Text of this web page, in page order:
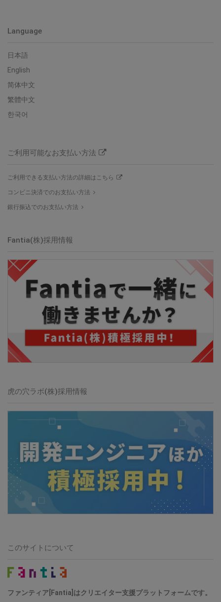
Language
日本語
English
简体中文
繁體中文
한국어
ご利用可能なお支払い方法
ご利用できる支払い方法の詳細はこちら
コンビニ決済でのお支払い方法
銀行振込でのお支払い方法
Fantia(株)採用情報
虎の穴ラボ(株)採用情報
このサイトについて
ファンティア[Fantia]はクリエイター支援プラットフォームです。